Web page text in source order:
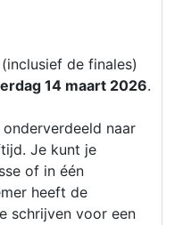
de finales)
14 maart 2026.
naar
Je kunt je
of in één
heeft de
schrijven voor een